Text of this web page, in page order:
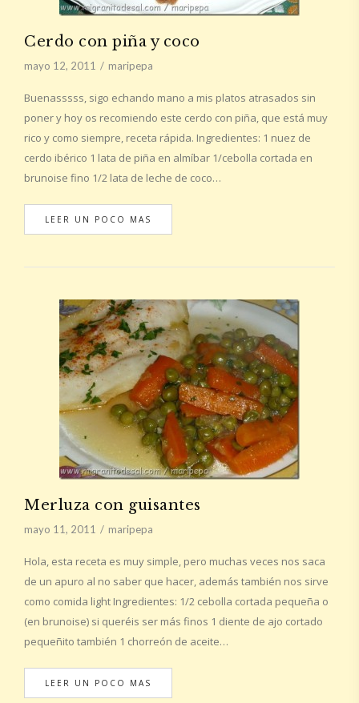
Cerdo con piña y coco
mayo 12, 2011 maripepa
Buenasssss, sigo echando mano a mis platos atrasados sin
poner y hoy os recomiendo este cerdo con piña, que está muy
rico y como siempre, receta rápida. Ingredientes: 1 nuez de
cerdo ibérico 1 lata de piña en almíbar 1/cebolla cortada en
brunoise fino 1/2 lata de leche de coco…
LEER UN POCO MAS
Merluza con guisantes
mayo 11, 2011 maripepa
Hola, esta receta es muy simple, pero muchas veces nos saca
de un apuro al no saber que hacer, además también nos sirve
como comida light Ingredientes: 1/2 cebolla cortada pequeña o
(en brunoise) si queréis ser más finos 1 diente de ajo cortado
pequeñito también 1 chorreón de aceite…
LEER UN POCO MAS